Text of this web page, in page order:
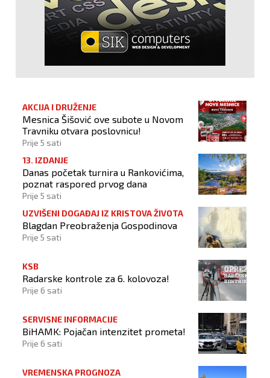
AKCIJA I DRUŽENJE
Mesnica Šišović ove subote u Novom
Travniku otvara poslovnicu!
Prije 5 sati
13. IZDANJE
Danas početak turnira u Rankovićima,
poznat raspored prvog dana
Prije 5 sati
UZVIŠENI DOGAĐAJ IZ KRISTOVA ŽIVOTA
Blagdan Preobraženja Gospodinova
Prije 5 sati
KSB
Radarske kontrole za 6. kolovoza!
Prije 6 sati
SERVISNE INFORMACIJE
BiHAMK: Pojačan intenzitet prometa!
Prije 6 sati
VREMENSKA PROGNOZA